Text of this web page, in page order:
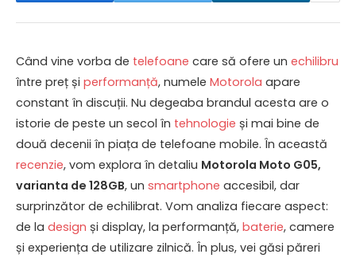
Când vine vorba de telefoane care să ofere un echilibru
între preț și performanță, numele Motorola apare
constant în discuții. Nu degeaba brandul acesta are o
istorie de peste un secol în tehnologie și mai bine de
două decenii în piața de telefoane mobile. În această
recenzie, vom explora în detaliu Motorola Moto G05,
varianta de 128GB, un smartphone accesibil, dar
surprinzător de echilibrat. Vom analiza fiecare aspect:
de la design și display, la performanță, baterie, camere
și experiența de utilizare zilnică. În plus, vei găsi păreri